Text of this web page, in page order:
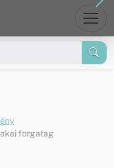
forgatag